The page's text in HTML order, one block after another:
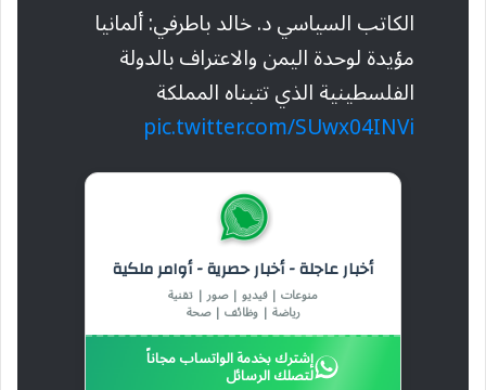
الكاتب السياسي د. خالد باطرفي: ألمانيا
مؤيدة لوحدة اليمن والاعتراف بالدولة
الفلسطينية الذي تتبناه المملكة
pic.twitter.com/SUwx04INVi
أخبار عاجلة - أخبار حصرية - أوامر ملكية
منوعات | فيديو | صور | تقنية
رياضة | وظائف | صحة
إشترك بخدمة الواتساب مجاناً
لتصلك الرسائل